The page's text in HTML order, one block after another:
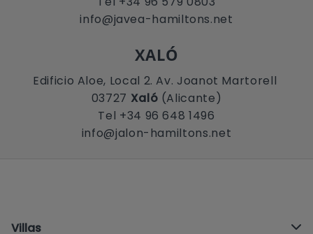
info@javea-hamiltons.net
XALÓ
Edificio Aloe, Local 2. Av. Joanot Martorell
03727 Xaló (Alicante)
Tel +34 96 648 1496
info@jalon-hamiltons.net
Villas